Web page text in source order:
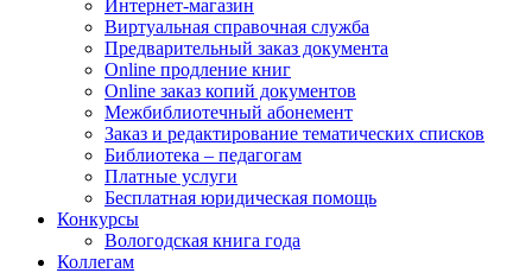
Интернет-магазин
Виртуальная справочная служба
Предварительный заказ документа
Online продление книг
Online заказ копий документов
Межбиблиотечный абонемент
Заказ и редактирование тематических списков
Библиотека – педагогам
Платные услуги
Бесплатная юридическая помощь
Конкурсы
Вологодская книга года
Коллегам